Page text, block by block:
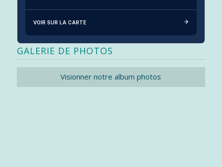
VOIR SUR LA CARTE
GALERIE DE PHOTOS
Visionner notre album photos